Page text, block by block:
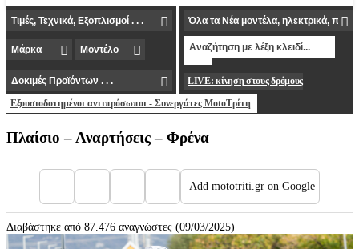
LIVE: κίνηση στους δρόμους
Εξουσιοδοτημένοι αντιπρόσωποι - Συνεργάτες MotoΤρίτη
Πλαίσιο – Αναρτήσεις – Φρένα
Add mototriti.gr on Google
Διαβάστηκε από 87.476 αναγνώστες (09/03/2025)